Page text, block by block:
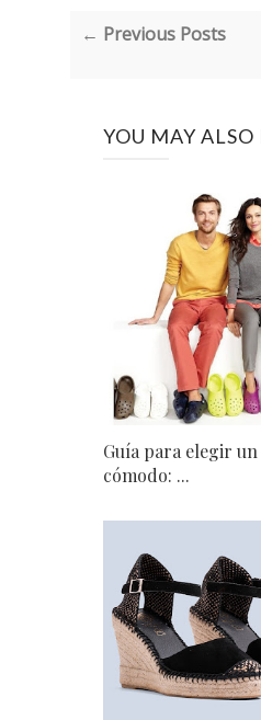
← Previous Posts
YOU MAY ALSO
Guía para elegir
cómodo: ...